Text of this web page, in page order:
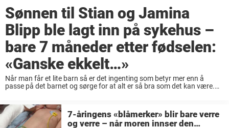
Sønnen til Stian og Jamina
Blipp ble lagt inn på sykehus –
bare 7 måneder etter fødselen:
«Ganske ekkelt…»
Når man får et lite barn så er det ingenting som betyr mer enn å
passe på det barnet og sørge for at alt er så bra som det kan være.
7-åringens «blåmerker» blir bare verre
og verre – når moren innser den